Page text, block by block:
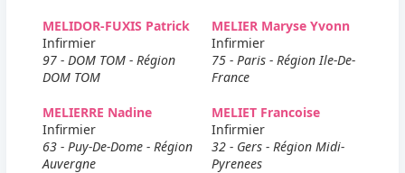
MELIDOR-FUXIS Patrick
Infirmier
97 - DOM TOM - Région
DOM TOM
MELIER Maryse Yvonn
Infirmier
75 - Paris - Région Ile-De-
France
MELIERRE Nadine
Infirmier
63 - Puy-De-Dome - Région
Auvergne
MELIET Francoise
Infirmier
32 - Gers - Région Midi-
Pyrenees